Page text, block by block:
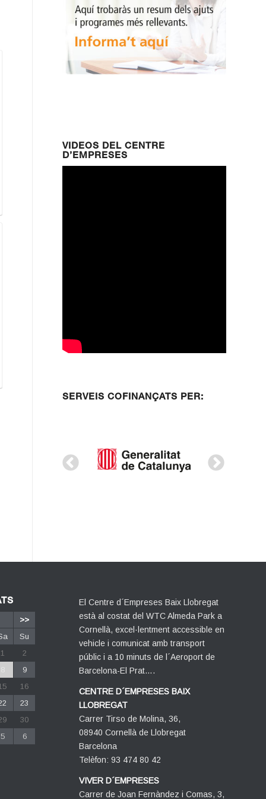
VIDEOS DEL CENTRE
D’EMPRESES
SERVEIS COFINANÇATS PER:
>>
Su
1
2
8
9
16
23
30
5
6
El Centre d´Empreses Baix Llobregat
està al costat del WTC Almeda Park a
Cornellà, excel·lentment accessible en
vehicle i comunicat amb transport
públic i a 10 minuts de l´Aeroport de
Barcelona-El Prat….
CENTRE D´EMPRESES BAIX
LLOBREGAT
Carrer Tirso de Molina, 36,
08940 Cornellà de Llobregat
Barcelona
Telèfon: 93 474 80 42
VIVER D´EMPRESES
Carrer de Joan Fernàndez i Comas, 3,